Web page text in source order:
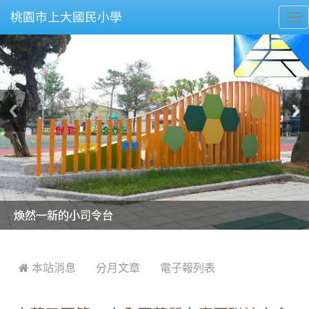
桃園市上大國民小學
美麗的操場是我們活力的來源
美麗的操場是我們活力的來源
煥然一新的小司令台
煥然一新的小司令台
富含桃園埤塘田園風光意象的中廊
富含桃園埤塘田園風光意象的中廊
嶄新的中庭廣場
嶄新的中庭廣場
水生池生生不息
水生池生生不息
 本站消息 分月文章 電子報列表